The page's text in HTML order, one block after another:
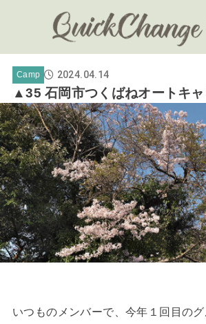
Camp 2024.04.14
▲35 石岡市つくばねオートキ
いつものメンバーで、今年１回目のグ